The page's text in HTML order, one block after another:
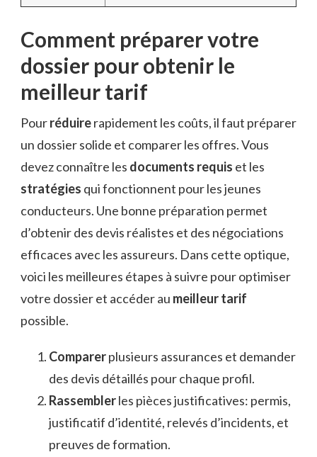
Comment préparer votre
dossier pour obtenir le
meilleur tarif
Pourréduirerapidement les coûts, il faut préparer
un dossier solide et comparer les offres. Vous
devez connaître les documents requis et les
stratégies qui fonctionnent pour les jeunes
conducteurs. Une bonne préparation permet
d’obtenir des devis réalistes et des négociations
efficaces avec les assureurs. Dans cette optique,
voici les meilleures étapes à suivre pour optimiser
votre dossier et accéder au meilleur tarif
possible.
Comparerplusieurs assurances et demander
des devis détaillés pour chaque profil.
Rassemblerles pièces justificatives: permis,
justificatif d’identité, relevés d’incidents, et
preuves de formation.